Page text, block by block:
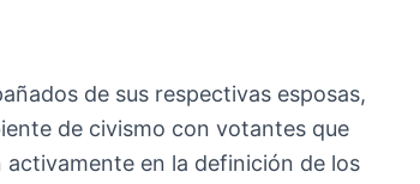
de sus respectivas esposas,
de civismo con votantes que
en la definición de los